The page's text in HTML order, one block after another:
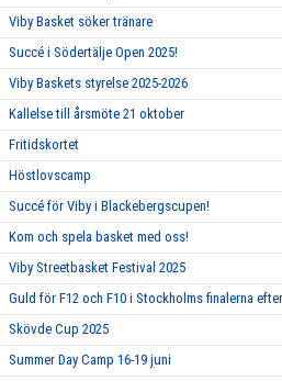
Viby Basket söker tränare
Succé i Södertälje Open 2025!
Viby Baskets styrelse 2025-2026
Kallelse till årsmöte 21 oktober
Fritidskortet
Höstlovscamp
Succé för Viby i Blackebergscupen!
Kom och spela basket med oss!
Viby Streetbasket Festival 2025
Guld för F12 och F10 i Stockholms finalerna
Skövde Cup 2025
Summer Day Camp 16-19 juni